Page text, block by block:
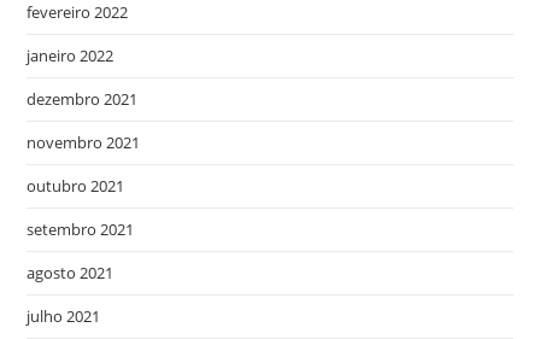
fevereiro 2022
janeiro 2022
dezembro 2021
novembro 2021
outubro 2021
setembro 2021
agosto 2021
julho 2021